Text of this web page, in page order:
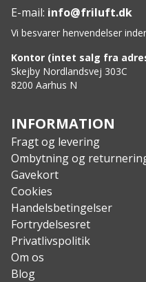
E-mail: info@friluft.dk
Vi besvarer henvendelser
Kontor (intet salg fra
Skejby Nordlandsvej 303C
8200 Aarhus N
INFORMATION
Fragt og levering
Ombytning og
Gavekort
Cookies
Handelsbetingelser
Fortrydelsesret
Privatlivspolitik
Om os
Blog